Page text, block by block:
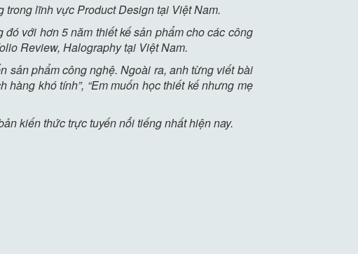
lĩnh vực Product Design tại Việt Nam.
với hơn 5 năm thiết kế sản phẩm cho các công
Review, Halography tại Việt Nam.
sản phẩm công nghệ. Ngoài ra, anh từng viết bài
khó tính”, “Em muốn học thiết kế nhưng mẹ
kiến thức trực tuyến nổi tiếng nhất hiện nay.